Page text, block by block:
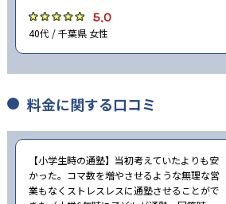
5.0
40代 / 千葉県 女性
料金に関する口コミ
【小学生時の通塾】当初考えていたよりも安
かった。コマ数を増やさせるような無理な営
業もなくストレスレスに通塾させることがで